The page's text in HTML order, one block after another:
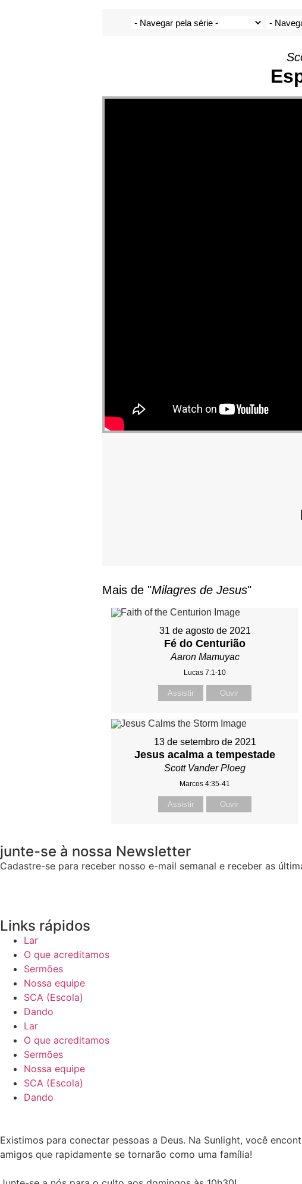
Mais de "Milagres de Jesus"
31 de agosto de 2021
Fé do Centurião
Aaron Mamuyac
Lucas 7:1-10
Assistir Ouvir
13 de setembro de 2021
Jesus acalma a tempestade
Scott Vander Ploeg
Marcos 4:35-41
Assistir Ouvir
junte-se à nossa Newsletter
Cadastre-se para receber nosso e-mail semanal e receber as
Links rápidos
Lar
O que acreditamos
Sermões
Nossa equipe
SCA (Escola)
Dando
Lar
O que acreditamos
Sermões
Nossa equipe
SCA (Escola)
Dando
Existimos para conectar pessoas a Deus. Na Sunlight, você
amigos que rapidamente se tornarão como uma família!